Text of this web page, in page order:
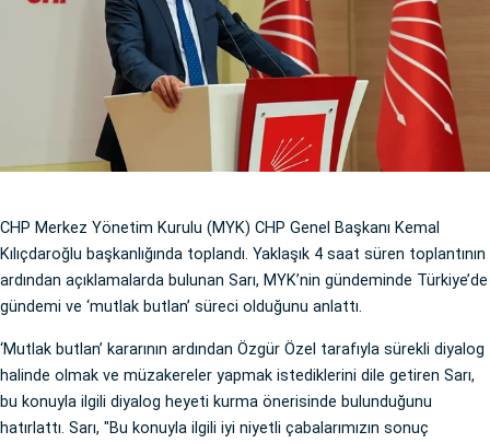
CHP Merkez Yönetim Kurulu (MYK) CHP Genel Başkanı Kemal
Kılıçdaroğlu başkanlığında toplandı. Yaklaşık 4 saat süren toplantının
ardından açıklamalarda bulunan Sarı, MYK’nin gündeminde Türkiye’de
gündemi ve ‘mutlak butlan’ süreci olduğunu anlattı.
‘Mutlak butlan’ kararının ardından Özgür Özel tarafıyla sürekli diyalog
halinde olmak ve müzakereler yapmak istediklerini dile getiren Sarı,
bu konuyla ilgili diyalog heyeti kurma önerisinde bulunduğunu
hatırlattı. Sarı, "Bu konuyla ilgili iyi niyetli çabalarımızın sonuç